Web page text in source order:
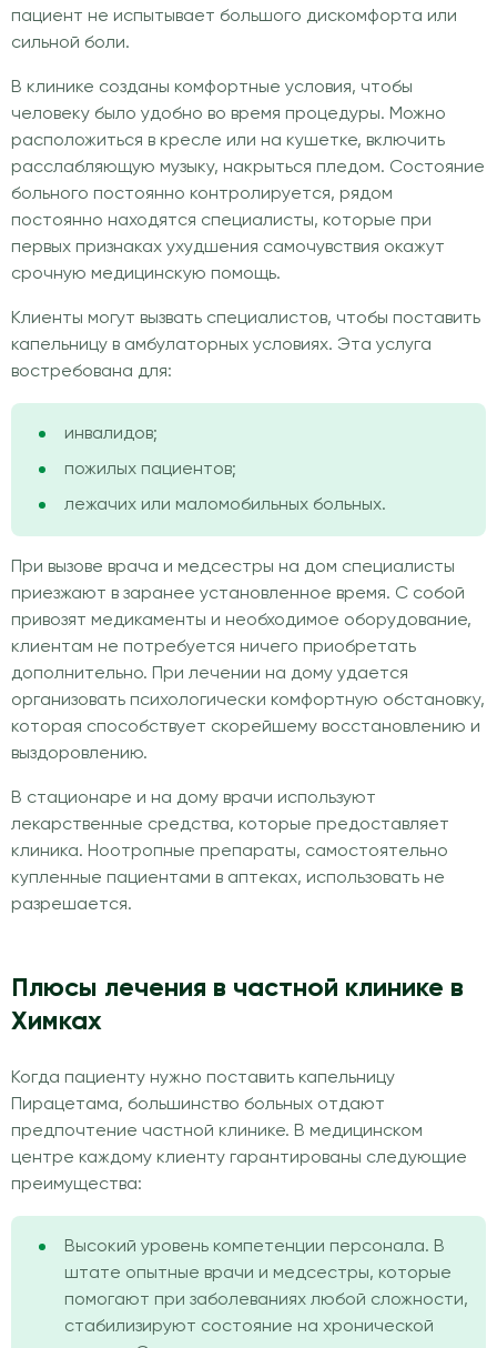
пациент не испытывает большого дискомфорта или
сильной боли.
В клинике созданы комфортные условия, чтобы
человеку было удобно во время процедуры. Можно
расположиться в кресле или на кушетке, включить
расслабляющую музыку, накрыться пледом. Состояние
больного постоянно контролируется, рядом
постоянно находятся специалисты, которые при
первых признаках ухудшения самочувствия окажут
срочную медицинскую помощь.
Клиенты могут вызвать специалистов, чтобы поставить
капельницу в амбулаторных условиях. Эта услуга
востребована для:
инвалидов;
пожилых пациентов;
лежачих или маломобильных больных.
При вызове врача и медсестры на дом специалисты
приезжают в заранее установленное время. С собой
привозят медикаменты и необходимое оборудование,
клиентам не потребуется ничего приобретать
дополнительно. При лечении на дому удается
организовать психологически комфортную обстановку,
которая способствует скорейшему восстановлению и
выздоровлению.
В стационаре и на дому врачи используют
лекарственные средства, которые предоставляет
клиника. Ноотропные препараты, самостоятельно
купленные пациентами в аптеках, использовать не
разрешается.
Плюсы лечения в частной клинике в
Химках
Когда пациенту нужно поставить капельницу
Пирацетама, большинство больных отдают
предпочтение частной клинике. В медицинском
центре каждому клиенту гарантированы следующие
преимущества:
Высокий уровень компетенции персонала. В
штате опытные врачи и медсестры, которые
помогают при заболеваниях любой сложности,
стабилизируют состояние на хронической